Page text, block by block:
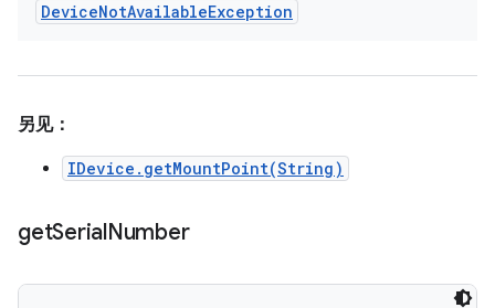
DeviceNotAvailableException
另见：
IDevice.getMountPoint(String)
getSerialNumber